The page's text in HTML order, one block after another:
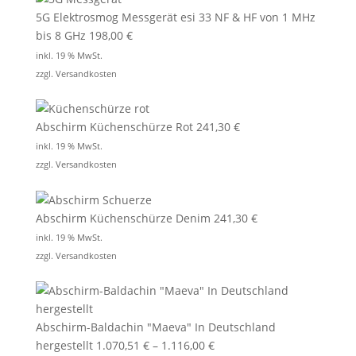
5G Elektrosmog Messgerät esi 33 NF & HF von 1 MHz
bis 8 GHz 198,00 €
inkl. 19 % MwSt.
zzgl. Versandkosten
Abschirm Küchenschürze Rot 241,30 €
inkl. 19 % MwSt.
zzgl. Versandkosten
Abschirm Küchenschürze Denim 241,30 €
inkl. 19 % MwSt.
zzgl. Versandkosten
Abschirm-Baldachin "Maeva" In Deutschland
hergestellt 1.070,51 €– 1.116,00 €